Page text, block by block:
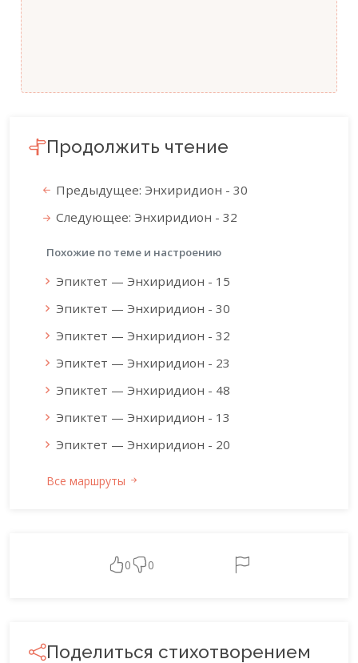
Продолжить чтение
Предыдущее: Энхиридион - 30
Следующее: Энхиридион - 32
Похожие по теме и настроению
Эпиктет — Энхиридион - 15
Эпиктет — Энхиридион - 30
Эпиктет — Энхиридион - 32
Эпиктет — Энхиридион - 23
Эпиктет — Энхиридион - 48
Эпиктет — Энхиридион - 13
Эпиктет — Энхиридион - 20
Все маршруты
0 0
Поделиться стихотворением